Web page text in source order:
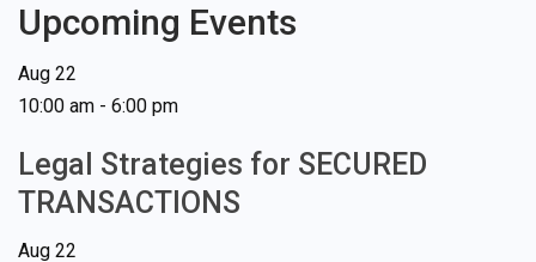
Upcoming Events
Aug 22
10:00 am - 6:00 pm
Legal Strategies for SECURED
TRANSACTIONS
Aug 22